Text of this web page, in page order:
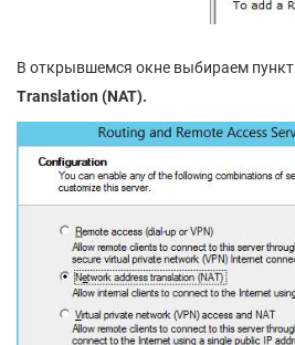
В открывшемся окне выбираем пункт
Translation (NAT).